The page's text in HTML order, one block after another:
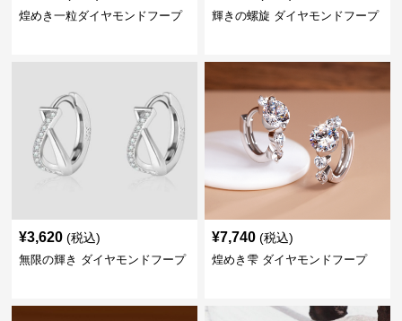
煌めき一粒ダイヤモンドフープ 輝きの螺旋 ダイヤモンドフープ
¥3,620 (税込)
無限の輝き ダイヤモンドフープ
¥7,740 (税込)
煌めき雫 ダイヤモンドフープ